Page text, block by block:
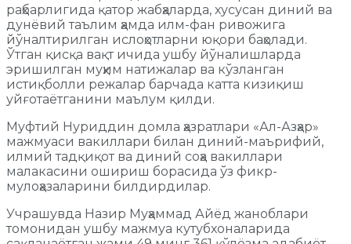
раҳбарлигида қатор жабҳаларда, хусусан диний ва
дунёвий таълим ҳамда илм-фан ривожига
йўналтирилган ислоҳотларни юқори баҳолади.
Ўтган қисқа вақт ичида ушбу йўналишларда
эришилган муҳим натижалар ва кўзланган
истиқболли режалар барчада катта кизиқиш
уйғотаётганини маълум қилди.
Муфтий Нуриддин домла ҳазратлари «Ал-Азҳар»
мажмуаси вакиллари билан диний-маърифий,
илмий тадқиқот ва диний соҳа вакиллари
малакасини ошириш борасида ўз фикр-
мулоҳазаларини билдирдилар.
Учрашувда Назир Муҳаммад Айёд жаноблари
томонидан ушбу мажмуа кутубхоналарида